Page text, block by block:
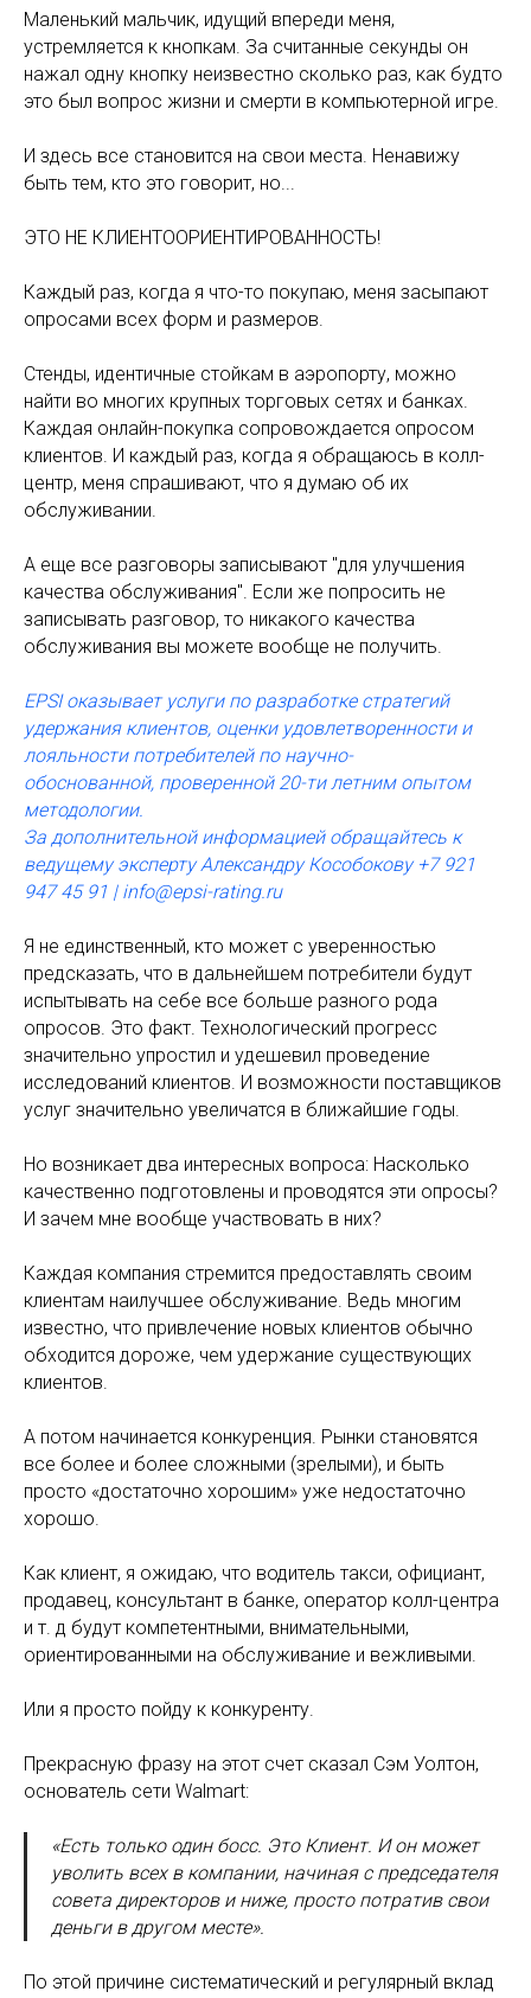
Маленький мальчик, идущий впереди меня,
устремляется к кнопкам. За считанные секунды он
нажал одну кнопку неизвестно сколько раз, как будто
это был вопрос жизни и смерти в компьютерной игре.
И здесь все становится на свои места. Ненавижу
быть тем, кто это говорит, но...
ЭТО НЕ КЛИЕНТООРИЕНТИРОВАННОСТЬ!
Каждый раз, когда я что-то покупаю, меня засыпают
опросами всех форм и размеров.
Стенды, идентичные стойкам в аэропорту, можно
найти во многих крупных торговых сетях и банках.
Каждая онлайн-покупка сопровождается опросом
клиентов. И каждый раз, когда я обращаюсь в колл-
центр, меня спрашивают, что я думаю об их
обслуживании.
А еще все разговоры записывают "для улучшения
качества обслуживания". Если же попросить не
записывать разговор, то никакого качества
обслуживания вы можете вообще не получить.
EPSIоказывает услуги по разработке стратегий
удержания клиентов, оценки удовлетворенности и
лояльности потребителей по научно-
обоснованной, проверенной 20-ти летним опытом
методологии.
За дополнительной информацией обращайтесь к
ведущему эксперту Александру Кособокову +7 921
947 45 91 | info@epsi-rating.ru
Я не единственный, кто может с уверенностью
предсказать, что в дальнейшем потребители будут
испытывать на себе все больше разного рода
опросов. Это факт. Технологический прогресс
значительно упростил и удешевил проведение
исследований клиентов. И возможности поставщиков
услуг значительно увеличатся в ближайшие годы.
Но возникает два интересных вопроса: Насколько
качественно подготовлены и проводятся эти опросы?
И зачем мне вообще участвовать в них?
Каждая компания стремится предоставлять своим
клиентам наилучшее обслуживание. Ведь многим
известно, что привлечение новых клиентов обычно
обходится дороже, чем удержание существующих
клиентов.
А потом начинается конкуренция. Рынки становятся
все более и более сложными (зрелыми), и быть
просто «достаточно хорошим» уже недостаточно
хорошо.
Как клиент, я ожидаю, что водитель такси, официант,
продавец, консультант в банке, оператор колл-центра
и т. д будут компетентными, внимательными,
ориентированными на обслуживание и вежливыми.
Или я просто пойду к конкуренту.
Прекрасную фразу на этот счет сказал Сэм Уолтон,
основатель сети Walmart:
«Есть только один босс. Это Клиент. И он может
уволить всех в компании, начиная с председателя
совета директоров и ниже, просто потратив свои
деньги в другом месте».
По этой причине систематический и регулярный вклад